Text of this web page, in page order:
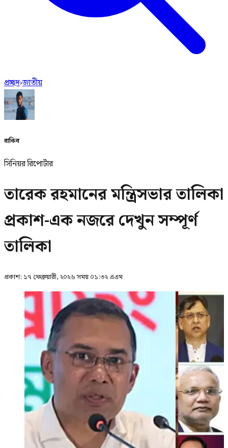
প্রচ্ছদ›জাতীয়
রাকিব
সিনিয়র রিপোর্টার
তারেক রহমানের মন্ত্রিসভার তালিকা
প্রকাশ-এক নজরে দেখুন সম্পূর্ণ
তালিকা
প্রকাশ: ১৭ ফেব্রুয়ারী, ২০২৬ সময় ০১:৩২ এএম